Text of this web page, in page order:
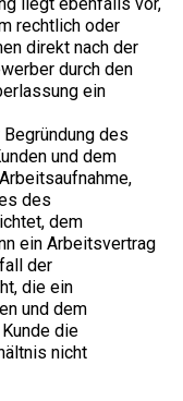
rechtlich oder
direkt nach der
durch den
ein
des
und dem
des
dem
ein Arbeitsvertrag
der
die ein
und dem
die
nicht